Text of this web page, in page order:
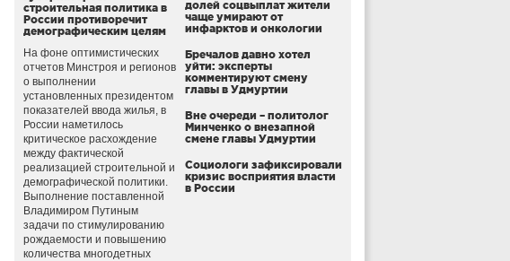
строительная политика в
России противоречит
демографическим целям
На фоне оптимистических
отчетов Минстроя и регионов
о выполнении
установленных президентом
показателей ввода жилья, в
России наметилось
критическое расхождение
между фактической
реализацией строительной и
демографической политики.
Выполнение поставленной
Владимиром Путиным
задачи по стимулированию
рождаемости и повышению
количества многодетных
долей соцвыплат жители
чаще умирают от
инфарктов и онкологии
Бречалов давно хотел
уйти: эксперты
комментируют смену
главы в Удмуртии
Вне очереди – политолог
Минченко о внезапной
смене главы Удмуртии
Социологи зафиксировали
кризис восприятия власти
в России